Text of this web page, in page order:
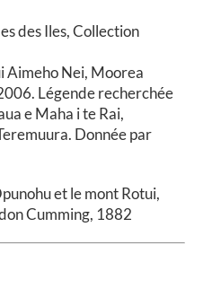
des Iles, Collection
Aimeho Nei, Moorea
Légende recherchée
e Maha i te Rai,
Donnée par
et le mont Rotui,
Cumming, 1882